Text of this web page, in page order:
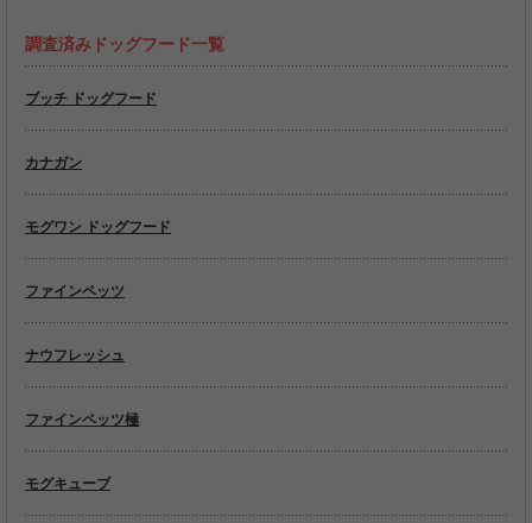
調査済みドッグフード一覧
ブッチ ドッグフード
カナガン
モグワン ドッグフード
ファインペッツ
ナウフレッシュ
ファインペッツ極
モグキューブ